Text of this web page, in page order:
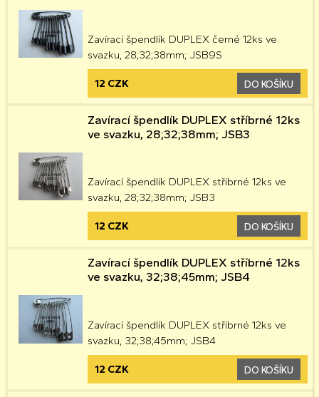
Zavírací špendlík DUPLEX černé 12ks ve
svazku, 28;32;38mm; JSB9S
12 CZK DO KOŠÍKU
Zavírací špendlík DUPLEX stříbrné 12ks
ve svazku, 28;32;38mm; JSB3
Zavírací špendlík DUPLEX stříbrné 12ks ve
svazku, 28;32;38mm; JSB3
12 CZK DO KOŠÍKU
Zavírací špendlík DUPLEX stříbrné 12ks
ve svazku, 32;38;45mm; JSB4
Zavírací špendlík DUPLEX stříbrné 12ks ve
svazku, 32;38;45mm; JSB4
12 CZK DO KOŠÍKU